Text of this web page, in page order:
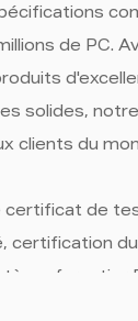
de PC.
solides,
clients du
de
certification